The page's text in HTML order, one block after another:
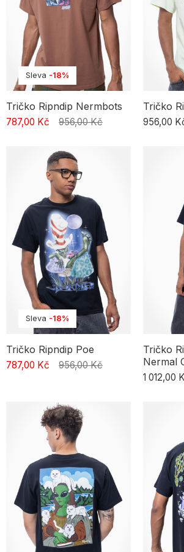
Sleva -18%
Tričko Ripndip Nermbots
787,00 Kč 956,00 Kč
Tričko
956,00
Sleva -18%
Tričko Ripndip Poe
787,00 Kč 956,00 Kč
Tričko
Nermal
1 012,00